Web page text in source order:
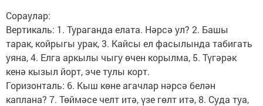
Сораулар:
Вертикаль: 1. Тураганда елата. Нәрсә ул? 2. Башы
тарак, койрыгы урак, 3. Кайсы ел фасылында табигать
уяна, 4. Елга аркылы чыгу өчен корылма, 5. Түгәрәк
кенә кызыл йорт, эче тулы корт.
Горизонталь: 6. Кыш көне агачлар нәрсә белән
каплана? 7. Төймәсе челт итә, үзе гөлт итә, 8. Суда туа,